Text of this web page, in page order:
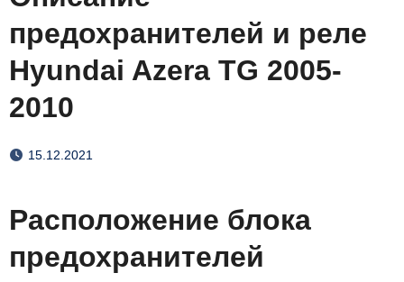
предохранителей и реле
Hyundai Azera TG 2005-
2010
15.12.2021
Расположение блока
предохранителей